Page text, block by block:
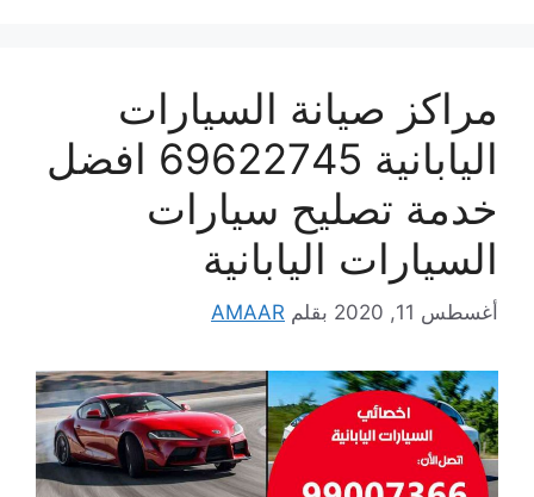
مراكز صيانة السيارات
اليابانية 69622745 افضل
خدمة تصليح سيارات
السيارات اليابانية
أغسطس 11, 2020 بقلم AMAAR